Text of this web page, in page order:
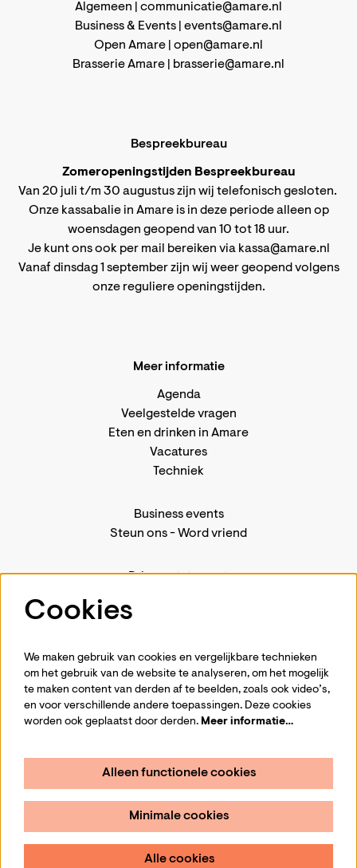
Algemeen | communicatie@amare.nl
Business & Events | events@amare.nl
Open Amare | open@amare.nl
Brasserie Amare | brasserie@amare.nl
Bespreekbureau
Zomeropeningstijden Bespreekbureau
Van 20 juli t/m 30 augustus zijn wij telefonisch gesloten.
Onze kassabalie in Amare is in deze periode alleen op
woensdagen geopend van 10 tot 18 uur.
Je kunt ons ook per mail bereiken via kassa@amare.nl
Vanaf dinsdag 1 september zijn wij weer geopend volgens
onze reguliere openingstijden.
Meer informatie
Agenda
Veelgestelde vragen
Eten en drinken in Amare
Vacatures
Techniek
Business events
Steun ons-Word vriend
Privacystatement
Volg ons
Schrijf je in voor de nieuwsbrief
Aanmelden
Cookies
We maken gebruik van cookies en vergelijkbare technieken
om het gebruik van de website te analyseren, om het mogelijk
te maken content van derden af te beelden, zoals ook video’s,
en voor verschillende andere toepassingen. Deze cookies
worden ook geplaatst door derden. Meer informatie…
Alleen functionele cookies
Minimale cookies
Alle cookies